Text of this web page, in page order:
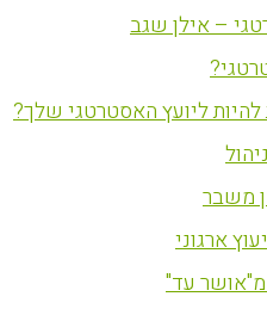
– אילן שגב
להיות ליועץ האסטרטגי שלך?
משבר
ארגוני
עד"